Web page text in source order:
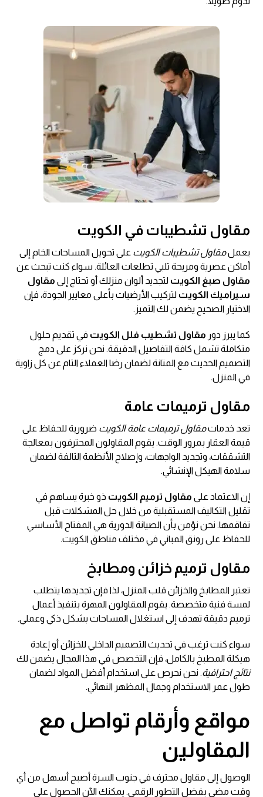
مقاول تشطيبات في الكويت
يعملمقاول تشطيبات الكويت على تحويل المساحات الخام إلى
أماكن عصرية ومريحة تلبي تطلعات العائلة. سواء كنت تبحث عن
مقاول صبغ الكويت لتجديد ألوان منزلك أو تحتاج إلى مقاول
سيراميك الكويت لتركيب الأرضيات بأعلى معايير الجودة، فإن
الاختيار الصحيح يضمن لك التميز.
كما يبرز دور مقاول تشطيب فلل الكويت في تقديم حلول
متكاملة تشمل كافة التفاصيل الدقيقة. نحن نركز على دمج
التصميم الحديث مع المتانة لضمان رضا العملاء التام عن كل زاوية
في المنزل.
مقاول ترميمات عامة
تعد خدماتمقاول ترميمات عامة الكويت ضرورية للحفاظ على
قيمة العقار بمرور الوقت. يقوم المقاولون المحترفون بمعالجة
التشققات، وتجديد الواجهات، وإصلاح الأنظمة التالفة لضمان
سلامة الهيكل الإنشائي.
إن الاعتماد على مقاول ترميم الكويت ذو خبرة يساهم في
تقليل التكاليف المستقبلية من خلال حل المشكلات قبل
تفاقمها. نحن نؤمن بأن الصيانة الدورية هي المفتاح الأساسي
للحفاظ على رونق المباني في مختلف مناطق الكويت.
مقاول ترميم خزائن ومطابخ
تعتبر المطابخ والخزائن قلب المنزل، لذا فإن تجديدها يتطلب
لمسة فنية متخصصة. يقوم المقاولون المهرة بتنفيذ أعمال
ترميم دقيقة تهدف إلى استغلال المساحات بشكل ذكي وعملي.
سواء كنت ترغب في تحديث التصميم الداخلي للخزائن أو إعادة
هيكلة المطبخ بالكامل، فإن التخصص في هذا المجال يضمن لك
نتائج احترافية. نحن نحرص على استخدام أفضل المواد لضمان
طول عمر الاستخدام وجمال المظهر النهائي.
مواقع وأرقام تواصل مع
المقاولين
الوصول إلى مقاول محترف في جنوب السرة أصبح أسهل من أي
وقت مضى بفضل التطور الرقمي. يمكنك الآن الحصول على